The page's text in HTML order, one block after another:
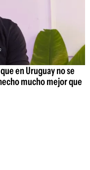
en Uruguay no se
mucho mejor que